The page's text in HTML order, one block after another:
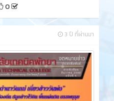
0
3 ปี ที่ผ่านมา